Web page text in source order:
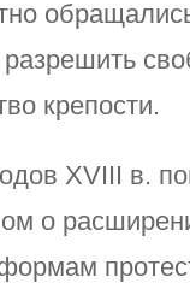
крепости.
XVIII в.
о